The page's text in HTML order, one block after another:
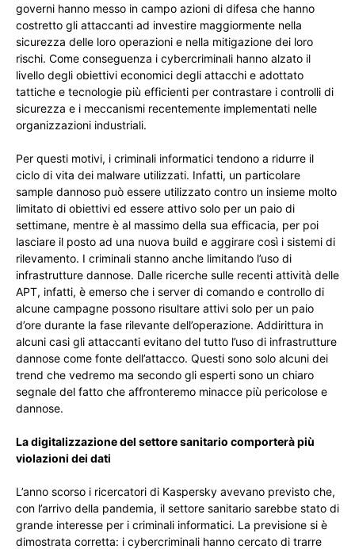
governi hanno messo in campo azioni di difesa che hanno
costretto gli attaccanti ad investire maggiormente nella
sicurezza delle loro operazioni e nella mitigazione dei loro
rischi. Come conseguenza i cybercriminali hanno alzato il
livello degli obiettivi economici degli attacchi e adottato
tattiche e tecnologie più efficienti per contrastare i controlli di
sicurezza e i meccanismi recentemente implementati nelle
organizzazioni industriali.
Per questi motivi, i criminali informatici tendono a ridurre il
ciclo di vita dei malware utilizzati. Infatti, un particolare
sample dannoso può essere utilizzato contro un insieme molto
limitato di obiettivi ed essere attivo solo per un paio di
settimane, mentre è al massimo della sua efficacia, per poi
lasciare il posto ad una nuova build e aggirare così i sistemi di
rilevamento. I criminali stanno anche limitando l’uso di
infrastrutture dannose. Dalle ricerche sulle recenti attività delle
APT, infatti, è emerso che i server di comando e controllo di
alcune campagne possono risultare attivi solo per un paio
d’ore durante la fase rilevante dell’operazione. Addirittura in
alcuni casi gli attaccanti evitano del tutto l’uso di infrastrutture
dannose come fonte dell’attacco. Questi sono solo alcuni dei
trend che vedremo ma secondo gli esperti sono un chiaro
segnale del fatto che affronteremo minacce più pericolose e
dannose.
La digitalizzazione del settore sanitario comporterà più
violazioni dei dati
L’anno scorso i ricercatori di Kaspersky avevano previsto che,
con l’arrivo della pandemia, il settore sanitario sarebbe stato di
grande interesse per i criminali informatici. La previsione si è
dimostrata corretta: i cybercriminali hanno cercato di trarre